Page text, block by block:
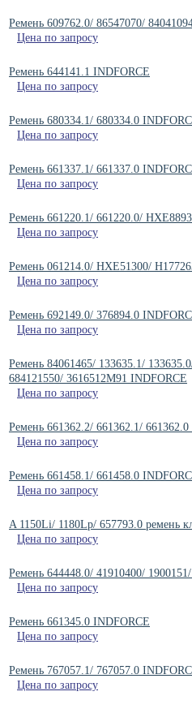
Ремень 609762.0/ 86547070/
Цена по запросу
Ремень 644141.1 INDFORCE
Цена по запросу
Ремень 680334.1/ 680334.0
Цена по запросу
Ремень 661337.1/ 661337.0
Цена по запросу
Ремень 661220.1/ 661220.0/
Цена по запросу
Ремень 061214.0/ HXE51300/
Цена по запросу
Ремень 692149.0/ 376894.0
Цена по запросу
Ремень 84061465/ 133635.1/
684121550/ 3616512M91 INDFORCE
Цена по запросу
Ремень 661362.2/ 661362.1/
Цена по запросу
Ремень 661458.1/ 661458.0
Цена по запросу
A 1150Li/ 1180Lp/ 657793.0 ремень
Цена по запросу
Ремень 644448.0/ 41910400/
Цена по запросу
Ремень 661345.0 INDFORCE
Цена по запросу
Ремень 767057.1/ 767057.0
Цена по запросу